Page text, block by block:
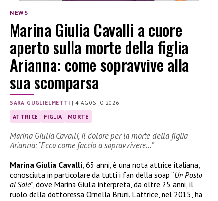
NEWS
Marina Giulia Cavalli a cuore
aperto sulla morte della figlia
Arianna: come sopravvive alla
sua scomparsa
SARA GUGLIELMETTI |4 AGOSTO 2026
ATTRICE FIGLIA MORTE
Marina Giulia Cavalli, il dolore per la morte della figlia
Arianna: “Ecco come faccio a sopravvivere…”
Marina Giulia Cavalli, 65 anni, è una nota attrice italiana,
conosciuta in particolare da tutti i fan della soap “Un Posto
al Sole”, dove Marina Giulia interpreta, da oltre 25 anni, il
ruolo della dottoressa Ornella Bruni. L’attrice, nel 2015, ha